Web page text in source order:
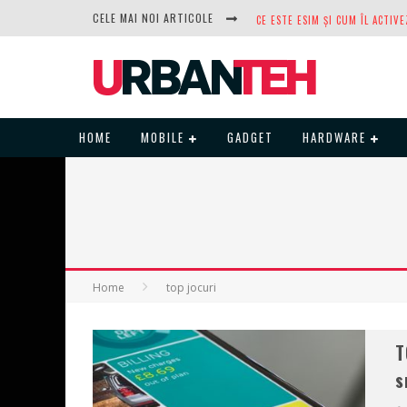
CELE MAI NOI ARTICOLE
DUPĂ ANI DE REFUZURI,
HOME MOBILE GADGET HARDWARE
Home top jocuri